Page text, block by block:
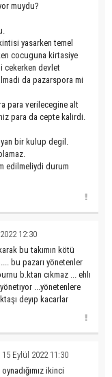
muydu?
yasarken temel
cocuguna kirtasiye
cekerken devlet
da pazarspora mi
para verilecegine alt
para da cepte kalirdi.
bir kulup degil.
edilmeliydi durum
12:30
bu takımın kötü
bu pazarı yönetenler
b.ktan cıkmaz ... ehlı
...yönetenlere
deyıp kacarlar
Eylül 2022 11:30
ikinci